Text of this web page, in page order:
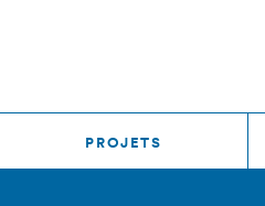
PROJETS